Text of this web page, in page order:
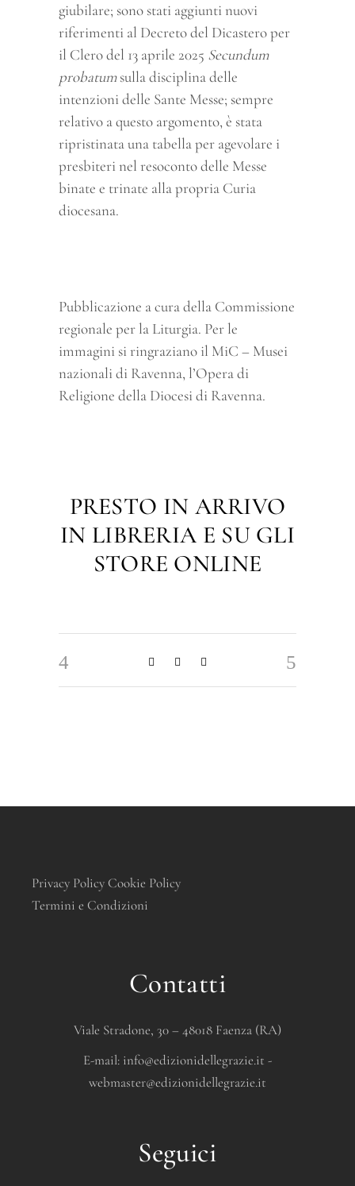
giubilare; sono stati aggiunti nuovi
riferimenti al Decreto del Dicastero per
il Clero del 13 aprile 2025 Secundum
probatumsulla disciplina delle
intenzioni delle Sante Messe; sempre
relativo a questo argomento, è stata
ripristinata una tabella per agevolare i
presbiteri nel resoconto delle Messe
binate e trinate alla propria Curia
diocesana.
Pubblicazione a cura della Commissione
regionale per la Liturgia. Per le
immagini si ringraziano il MiC – Musei
nazionali di Ravenna, l’Opera di
Religione della Diocesi di Ravenna.
PRESTO IN ARRIVO
IN LIBRERIA E SU GLI
STORE ONLINE
Privacy Policy Cookie Policy
Termini e Condizioni
Contatti
Viale Stradone, 30 – 48018 Faenza (RA)
E-mail: info@edizionidellegrazie.it -
webmaster@edizionidellegrazie.it
Seguici